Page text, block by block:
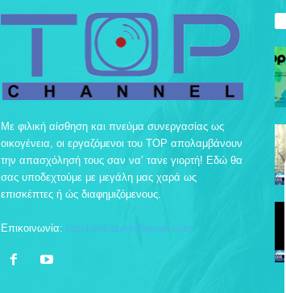
Με φιλική αίσθηση και πνεύμα συνεργασίας ως
οικογένεια, οι εργαζόμενοι του TOP απολαμβάνουν
την απασχόλησή τους σαν να’ τανε γιορτή! Εδώ θα
σας υποδεχτούμε με μεγάλη μας χαρά ως
επισκέπτες ή ώς διαφημιζόμενους.
Επικοινωνία: topchankozani@gmail.com